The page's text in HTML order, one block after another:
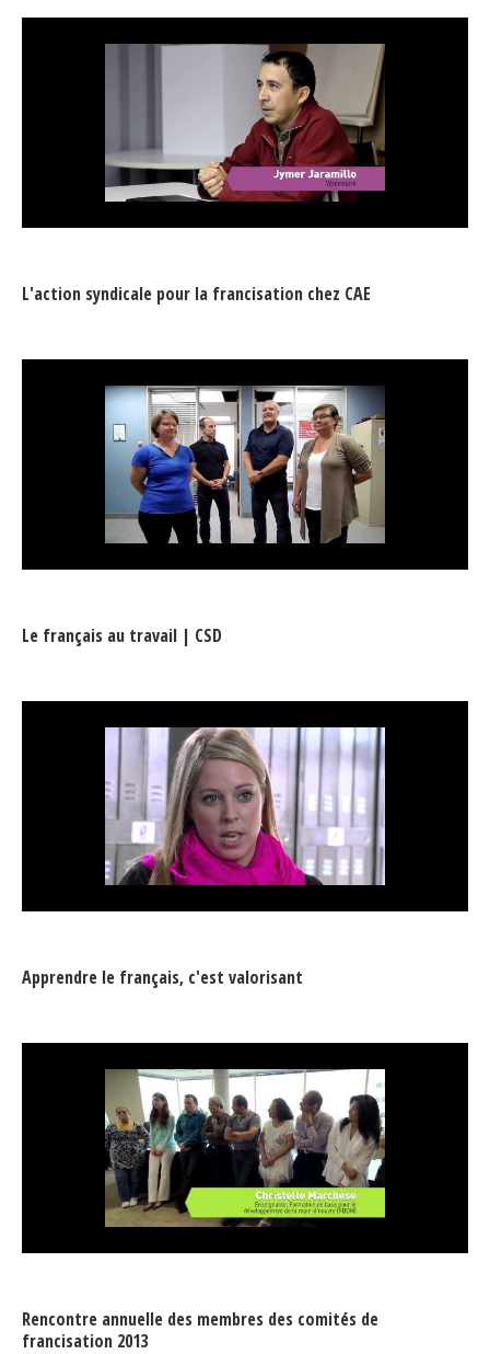
L'action syndicale pour la francisation chez CAE
Le français au travail | CSD
Apprendre le français, c'est valorisant
Rencontre annuelle des membres des comités de
francisation 2013